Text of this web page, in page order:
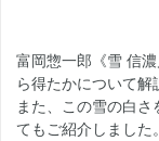
富岡惣一郎《雪 信
ら得たかについて解
また、この雪の白
てもご紹介しました。